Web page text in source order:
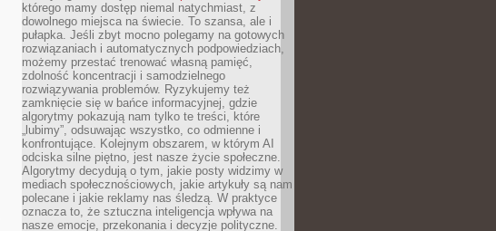
którego mamy dostęp niemal natychmiast, z
dowolnego miejsca na świecie. To szansa, ale i
pułapka. Jeśli zbyt mocno polegamy na gotowych
rozwiązaniach i automatycznych podpowiedziach,
możemy przestać trenować własną pamięć,
zdolność koncentracji i samodzielnego
rozwiązywania problemów. Ryzykujemy też
zamknięcie się w bańce informacyjnej, gdzie
algorytmy pokazują nam tylko te treści, które
„lubimy”, odsuwając wszystko, co odmienne i
konfrontujące. Kolejnym obszarem, w którym AI
odciska silne piętno, jest nasze życie społeczne.
Algorytmy decydują o tym, jakie posty widzimy w
mediach społecznościowych, jakie artykuły są nam
polecane i jakie reklamy nas śledzą. W praktyce
oznacza to, że sztuczna inteligencja wpływa na
nasze emocje, przekonania i decyzje polityczne.